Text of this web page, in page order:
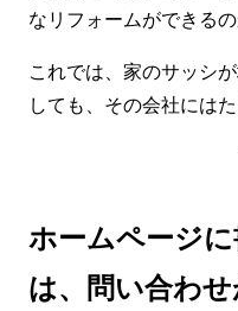
なリフォームができる
これでは、家のサッシ
しても、その会社には
ホームページ
は、問い合わ